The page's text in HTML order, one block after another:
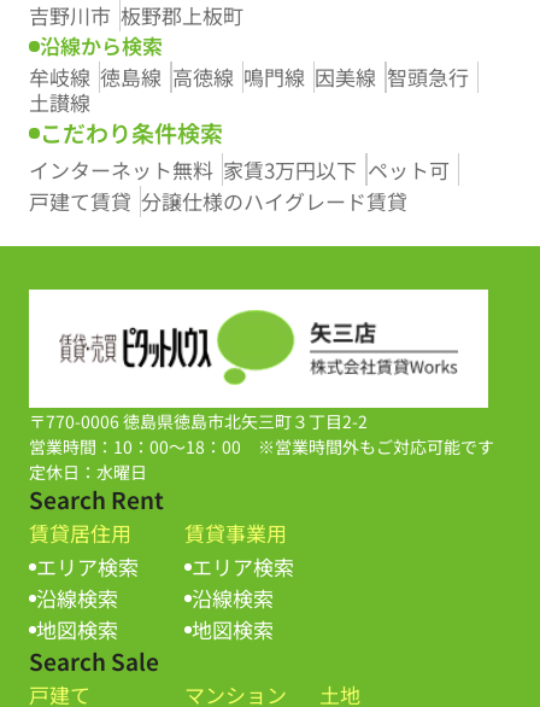
吉野川市 板野郡上板町
沿線から検索
牟岐線 徳島線 高徳線 鳴門線 因美線 智頭急行
土讃線
こだわり条件検索
インターネット無料 家賃3万円以下 ペット可
戸建て賃貸 分譲仕様のハイグレード賃貸
〒770-0006 徳島県徳島市北矢三町３丁目2-2
営業時間：10：00～18：00 ※営業時間外もご対応可能です
定休日：水曜日
Search Rent
賃貸居住用
エリア検索
沿線検索
地図検索
賃貸事業用
エリア検索
沿線検索
地図検索
Search Sale
戸建て マンション 土地